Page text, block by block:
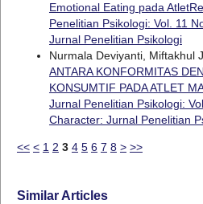
Emotional Eating pada
Penelitian Psikologi: Vol. 11
Jurnal Penelitian Psikologi
Nurmala Deviyanti, Miftakhul
ANTARA KONFORMITAS
KONSUMTIF PADA ATLET
Jurnal Penelitian Psikologi:
Character: Jurnal Penelitian
<< < 1 2 3 4 5 6 7 8 > >>
Similar Articles